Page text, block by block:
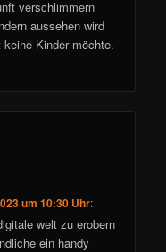
verschlimmern
aussehen wird
Kinder möchte.
um 10:30 Uhr:
welt zu erobern
ein handy